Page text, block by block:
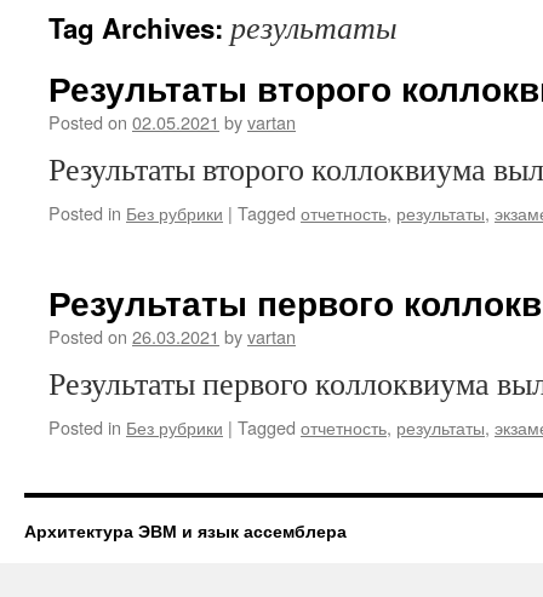
Tag Archives: результаты
Результаты второго
Posted on 02.05.2021 byvartan
Результаты второго коллоквиума
Posted in Без рубрики | Tagged отчетность, результаты,
Результаты первого
Posted on 26.03.2021 byvartan
Результаты первого коллоквиума
Posted in Без рубрики | Tagged отчетность, результаты,
Архитектура ЭВМ и язык ассемблера